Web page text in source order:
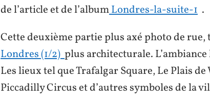
de l’article et de l’albumLondres-la-suite-1 .
Cette deuxième partie plus axé photo de rue,
Londres(1/2) plus architecturale.
Les lieux tel que Trafalgar Square, Le Plais
Piccadilly Circus et d’autressymboles de la